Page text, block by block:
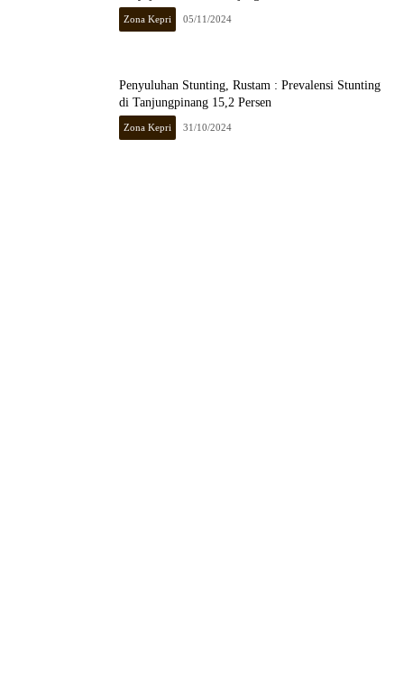
Zona Kepri 05/11/2024
Penyuluhan Stunting, Rustam : Prevalensi Stunting
di Tanjungpinang 15,2 Persen
Zona Kepri 31/10/2024